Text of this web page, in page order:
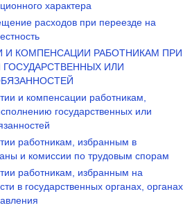
характера
расходов при переезде на
И КОМПЕНСАЦИИ РАБОТНИКАМ ПРИ
ИЛИ
и компенсации работникам,
государственных или
работникам, избранным в
и комиссии по трудовым спорам
работникам, избранным на
в государственных органах, органах